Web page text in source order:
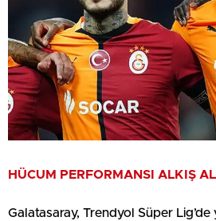
HÜCUM PERFORMANSI ALKIŞ
Galatasaray, Trendyol Süper Lig’de